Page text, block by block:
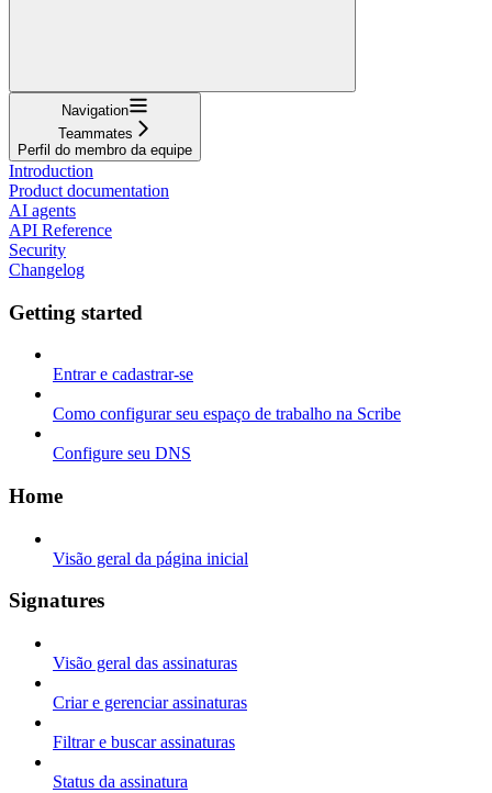
Navigation
Teammates
Perfil do membro da equipe
Introduction
Product documentation
AI agents
API Reference
Security
Changelog
Getting started
Entrar e cadastrar-se
Como configurar seu espaço de trabalho na Scribe
Configure seu DNS
Home
Visão geral da página inicial
Signatures
Visão geral das assinaturas
Criar e gerenciar assinaturas
Filtrar e buscar assinaturas
Status da assinatura